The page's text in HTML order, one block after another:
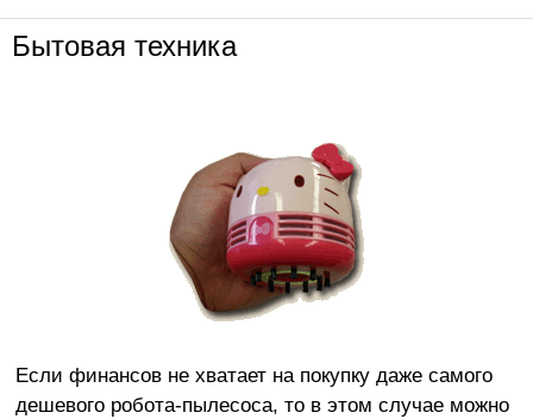
Бытовая техника
Если финансов не хватает на покупку даже самого
дешевого робота-пылесоса, то в этом случае можно